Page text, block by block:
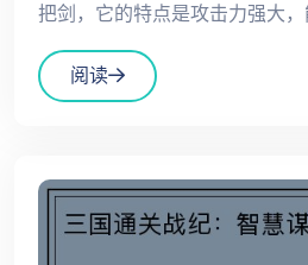
把剑，它的特点是攻击力强大
阅读